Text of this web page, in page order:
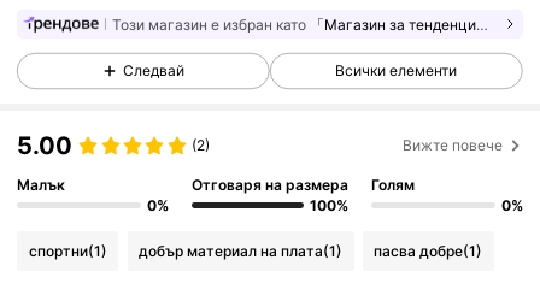
4.85 58K Последователи
4.85 58K Последователи
Този магазин е избран като 「Магазин за тенденции」
Следвай Всички елементи
5.00 (2) Вижте повече
Малък
0%
Отговаря на размера
100%
Голям
0%
спортни(1) добър материал на плата(1) пасва добре(1)